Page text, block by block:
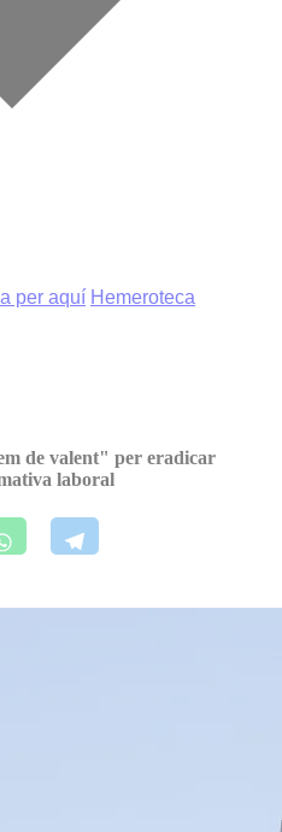
per aquí Hemeroteca
de valent" per eradicar
laboral